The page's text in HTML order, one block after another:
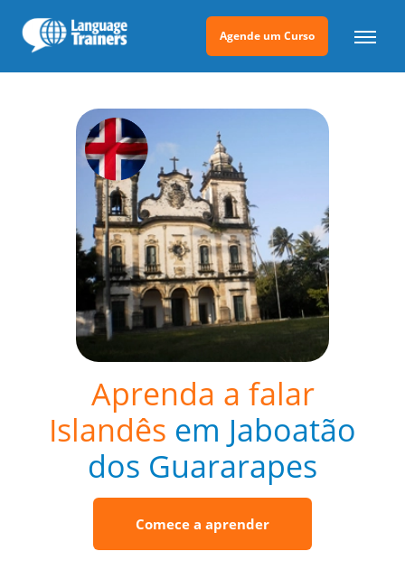
Agende um Curso
Aprenda a falar
Islandês em Jaboatão
dos Guararapes
Comece a aprender